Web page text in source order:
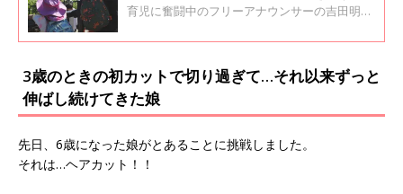
育児に奮闘中のフリーアナウンサーの吉田明世
チャレンジした経験について聞きました。育児
3歳のときの初カットで切り過ぎて…それ以来ずっと
伸ばし続けてきた娘
先日、6歳になった娘がとあることに挑戦しました。
それは…ヘアカット！！